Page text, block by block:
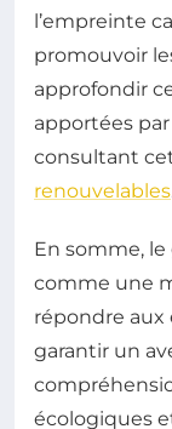
l’empreinte
promouvoir
approfondir
apportées
consultant
renouvelables
En somme,
comme une
répondre
garantir un
écologiques